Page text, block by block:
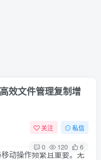
效文件管理复制增
关注 私信
0 120 6
动操作频繁且重要。无